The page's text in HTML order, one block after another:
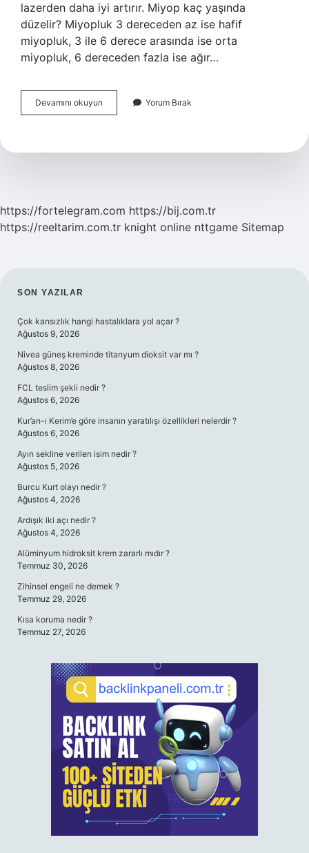
lazerden daha iyi artırır. Miyop kaç yaşında
düzelir? Miyopluk 3 dereceden az ise hafif
miyopluk, 3 ile 6 derece arasında ise orta
miyopluk, 6 dereceden fazla ise ağır…
Devamını okuyun
Ameliyatsız
Yorum Bırak
https://fortelegram.com https://bij.com.tr
https://reeltarim.com.tr knight online nttgame Sitemap
SIDEBAR
SON YAZILAR
Çok kansızlık hangi hastalıklara yol açar ?
Ağustos 9, 2026
Nivea güneş kreminde titanyum dioksit var mı ?
Ağustos 8, 2026
FCL teslim şekli nedir ?
Ağustos 6, 2026
Kur’an-ı Kerim’e göre insanın yaratılışı özellikleri nelerdir ?
Ağustos 6, 2026
Ayın sekline verilen isim nedir ?
Ağustos 5, 2026
Burcu Kurt olayı nedir ?
Ağustos 4, 2026
Ardışık iki açı nedir ?
Ağustos 4, 2026
Alüminyum hidroksit krem zararlı mıdır ?
Temmuz 30, 2026
Zihinsel engeli ne demek ?
Temmuz 29, 2026
Kısa koruma nedir ?
Temmuz 27, 2026